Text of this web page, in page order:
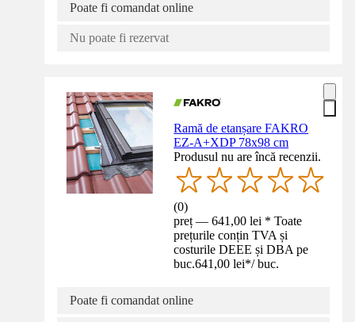
Poate fi comandat online
Nu poate fi rezervat
Ramă de etanșare FAKRO
EZ-A+XDP 78x98 cm
Produsul nu are încă recenzii.
(0)
preț — 641,00 lei * Toate
prețurile conțin TVA și
costurile DEEE și DBA pe
buc.641,00 lei*/ buc.
Poate fi comandat online